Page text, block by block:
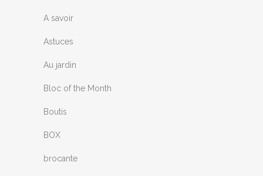
A savoir
Astuces
Au jardin
Bloc of the Month
Boutis
BOX
brocante